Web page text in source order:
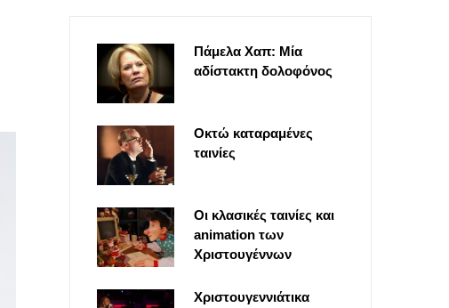
e
o
w
g
Πάμελα Χαπ: Μία
αδίστακτη δολοφόνος
Οκτώ καταραμένες
ταινίες
Οι κλασικές ταινίες και
animation των
Χριστουγέννων
Χριστουγεννιάτικα